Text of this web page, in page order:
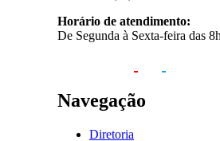
Horário de atendimento:
De Segunda à Sexta-feira das
Navegação
Diretoria